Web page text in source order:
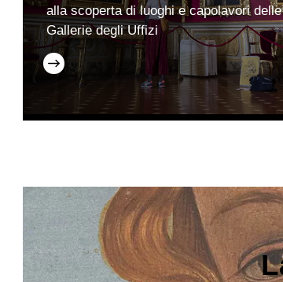
alla scoperta di luoghi e capolavori delle
Gallerie degli Uffizi